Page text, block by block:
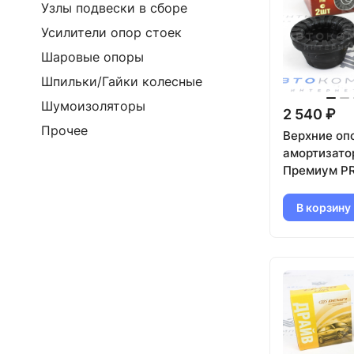
2 540 ₽
Верхние
Премиум
В корзину
Узлы подвески в сборе
Усилители опор стоек
Шаровые опоры
Шпильки/Гайки колесные
Шумоизоляторы
Прочее